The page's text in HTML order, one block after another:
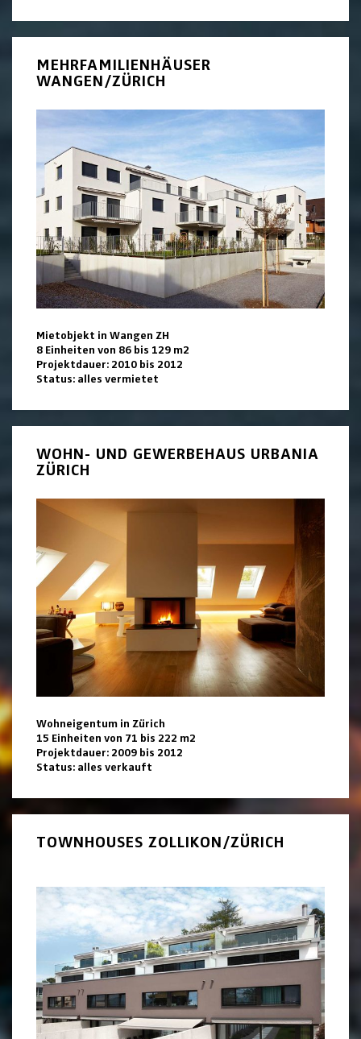
MEHRFAMILIENHÄUSER
WANGEN/ZÜRICH
Mietobjekt in Wangen ZH
8 Einheiten von 86 bis 129 m2
Projektdauer: 2010 bis 2012
Status: alles vermietet
WOHN- UND GEWERBEHAUS URBANIA
ZÜRICH
Wohneigentum in Zürich
15 Einheiten von 71 bis 222 m2
Projektdauer: 2009 bis 2012
Status: alles verkauft
TOWNHOUSES ZOLLIKON/ZÜRICH